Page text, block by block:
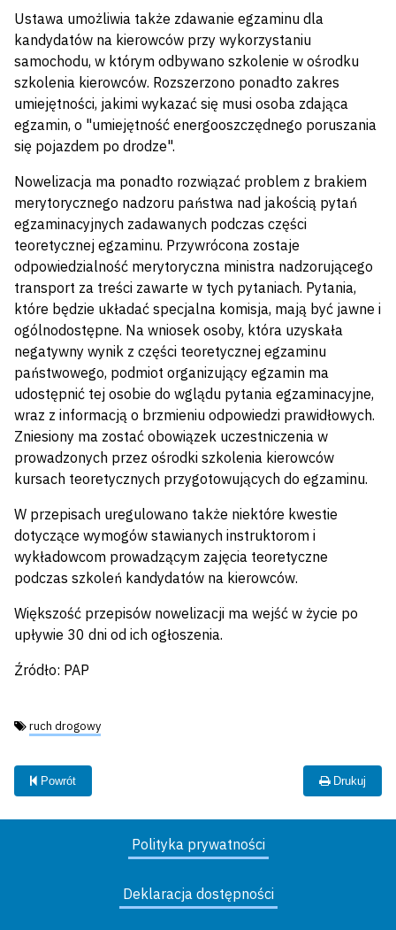
Ustawa umożliwia także zdawanie egzaminu dla
kandydatów na kierowców przy wykorzystaniu
samochodu, w którym odbywano szkolenie w ośrodku
szkolenia kierowców. Rozszerzono ponadto zakres
umiejętności, jakimi wykazać się musi osoba zdająca
egzamin, o "umiejętność energooszczędnego poruszania
się pojazdem po drodze".
Nowelizacja ma ponadto rozwiązać problem z brakiem
merytorycznego nadzoru państwa nad jakością pytań
egzaminacyjnych zadawanych podczas części
teoretycznej egzaminu. Przywrócona zostaje
odpowiedzialność merytoryczna ministra nadzorującego
transport za treści zawarte w tych pytaniach. Pytania,
które będzie układać specjalna komisja, mają być jawne i
ogólnodostępne. Na wniosek osoby, która uzyskała
negatywny wynik z części teoretycznej egzaminu
państwowego, podmiot organizujący egzamin ma
udostępnić tej osobie do wglądu pytania egzaminacyjne,
wraz z informacją o brzmieniu odpowiedzi prawidłowych.
Zniesiony ma zostać obowiązek uczestniczenia w
prowadzonych przez ośrodki szkolenia kierowców
kursach teoretycznych przygotowujących do egzaminu.
W przepisach uregulowano także niektóre kwestie
dotyczące wymogów stawianych instruktorom i
wykładowcom prowadzącym zajęcia teoretyczne
podczas szkoleń kandydatów na kierowców.
Większość przepisów nowelizacji ma wejść w życie po
upływie 30 dni od ich ogłoszenia.
Źródło: PAP
Tagi:
ruch drogowy
Powrót Drukuj
Polityka prywatności
Deklaracja dostępności